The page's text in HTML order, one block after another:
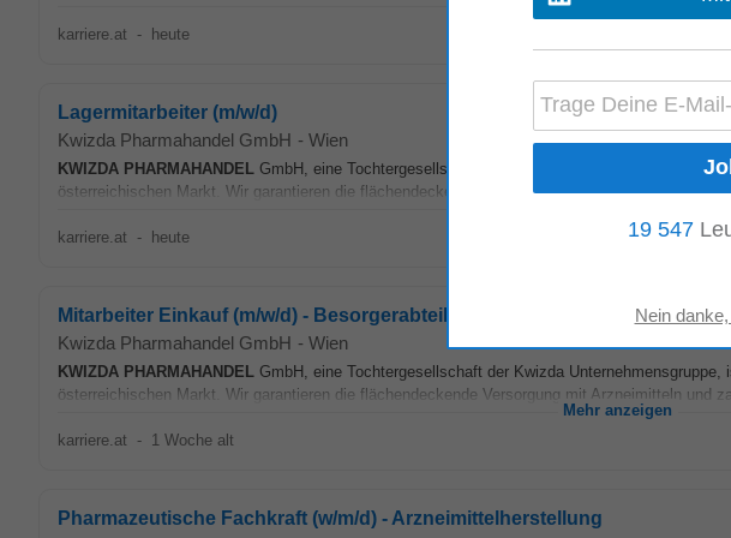
Mehr anzeigen
karriere.at - heute
Lagermitarbeiter (m/w/d)
Kwizda Pharmahandel GmbH - Wien
KWIZDA PHARMAHANDEL GmbH, eine Tochtergesellschaft der Kwizda Unternehmensgruppe,
österreichischen Markt. Wir garantieren die flächendeckende Versorgung mit Arzneimitteln und
karriere.at - heute
Mitarbeiter Einkauf (m/w/d) - Besorgerabteilung
Kwizda Pharmahandel GmbH - Wien
KWIZDA PHARMAHANDEL GmbH, eine Tochtergesellschaft der Kwizda
österreichischen Markt. Wir garantieren die flächendeckende Versorgung mit Arzneimitteln und
Mehr anzeigen
karriere.at - 1 Woche alt
Pharmazeutische Fachkraft (w/m/d) - Arzneimittelherstellung
19 547